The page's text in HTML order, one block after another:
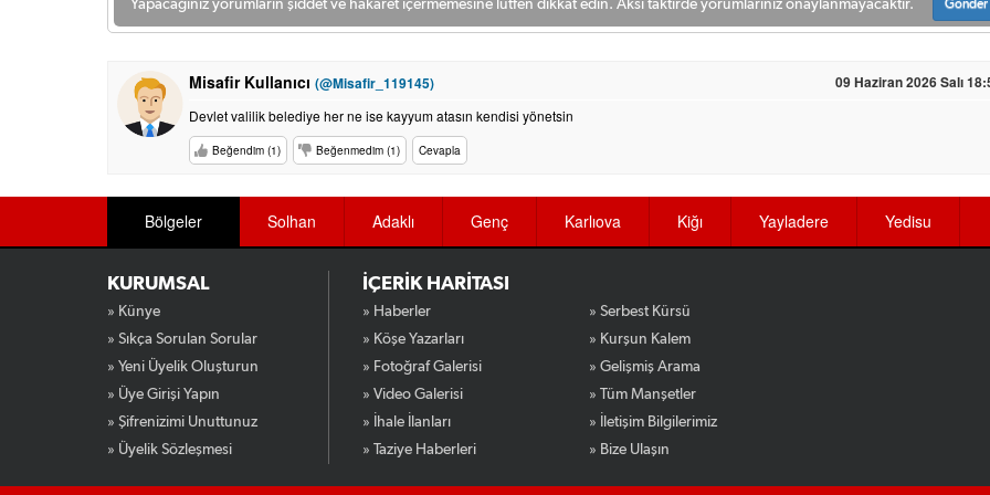
Yapacağınız yorumların şiddet ve hakaret içermemesine lütfen dikkat edin. Aksi taktirde yorumlarınız onaylanmayacaktır. Gönder
Misafir Kullanıcı (@Misafir_119145) 09 Haziran 2026 Salı
Devlet valilik belediye her ne ise kayyum atasın kendisi yönetsin
Beğendim (1) Beğenmedim (1) Cevapla
Bölgeler Solhan Adaklı Genç Karlıova Kiğı Yayladere Yedisu
KURUMSAL
» Künye
» Sıkça Sorulan Sorular
» Yeni Üyelik Oluşturun
» Üye Girişi Yapın
» Şifrenizimi Unuttunuz
» Üyelik Sözleşmesi
İÇERİK HARİTASI
» Haberler
» Köşe Yazarları
» Fotoğraf Galerisi
» Video Galerisi
» İhale İlanları
» Taziye Haberleri
» Serbest Kürsü
» Kurşun Kalem
» Gelişmiş Arama
» Tüm Manşetler
» İletişim Bilgilerimiz
» Bize Ulaşın